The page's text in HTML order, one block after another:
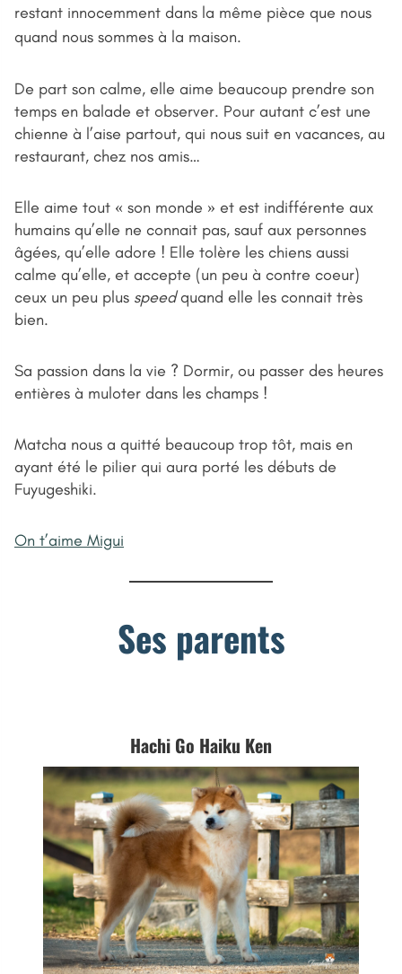
restant innocemment dans la même pièce que nous
quand nous sommes à la maison.
De part son calme, elle aime beaucoup prendre son
temps en balade et observer. Pour autant c’est une
chienne à l’aise partout, qui nous suit en vacances, au
restaurant, chez nos amis…
Elle aime tout « son monde » et est indifférente aux
humains qu’elle ne connait pas, sauf aux personnes
âgées, qu’elle adore ! Elle tolère les chiens aussi
calme qu’elle, et accepte (un peu à contre coeur)
ceux un peu plus speedquand elle les connait très
bien.
Sa passion dans la vie ? Dormir, ou passer des heures
entières à muloter dans les champs !
Matcha nous a quitté beaucoup trop tôt, mais en
ayant été le pilier qui aura porté les débuts de
Fuyugeshiki.
On t’aime Migui
Ses parents
Hachi Go Haiku Ken